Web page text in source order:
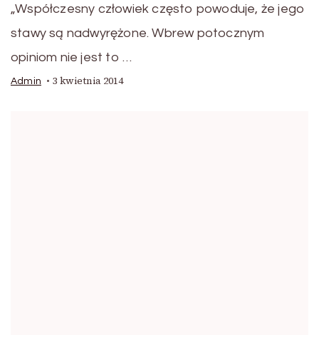
„Współczesny człowiek często powoduje, że jego
stawy są nadwyrężone. Wbrew potocznym
opiniom nie jest to …
Admin 3 kwietnia 2014